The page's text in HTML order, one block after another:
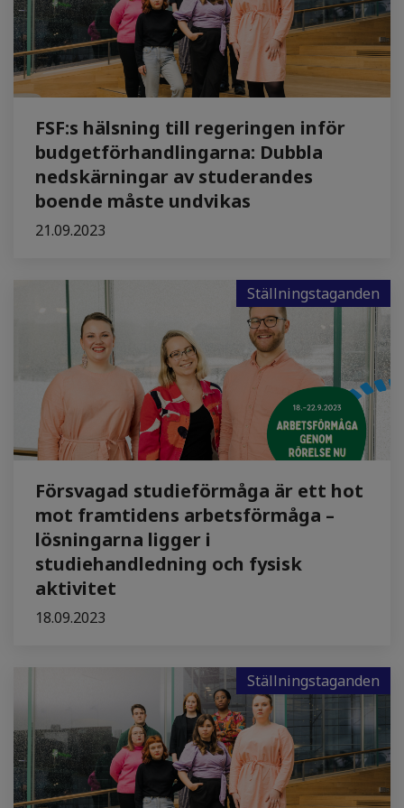
FSF:s hälsning till regeringen inför
budgetförhandlingarna: Dubbla
nedskärningar av studerandes
boende måste undvikas
21.09.2023
Ställningstaganden
Försvagad studieförmåga är ett hot
mot framtidens arbetsförmåga –
lösningarna ligger i
studiehandledning och fysisk
aktivitet
18.09.2023
Ställningstaganden